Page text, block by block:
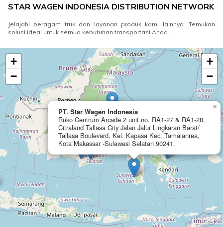
STAR WAGEN INDONESIA DISTRIBUTION NETWORK
Jelajahi beragam truk dan layanan produk kami lainnya. Temukan
solusi ideal untuk semua kebutuhan transportasi Anda.
PT. Star Wagen Indonesia
Ruko Centrum Arcade 2 unit no. RA1-27 & RA1-28,
Citraland Tallasa City Jalan Jalur Lingkaran Barat/
Tallasa Boulevard, Kel. Kapasa Kec. Tamalanrea,
Kota Makassar -Sulawesi Selatan 90241.
×
+
−
+
−